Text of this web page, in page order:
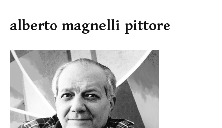
alberto magnelli pittore